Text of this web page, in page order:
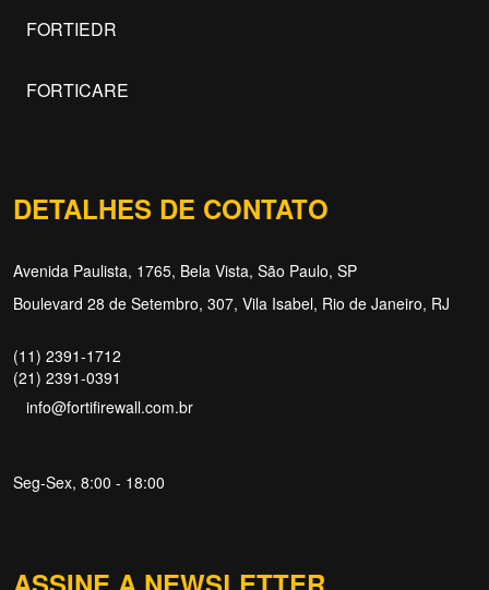
FORTIEDR
FORTICARE
DETALHES DE CONTATO
Avenida Paulista, 1765, Bela Vista, São Paulo, SP
Boulevard 28 de Setembro, 307, Vila Isabel, Rio de Janeiro, RJ
(11) 2391-1712
(21) 2391-0391
info@fortifirewall.com.br
Seg-Sex, 8:00 - 18:00